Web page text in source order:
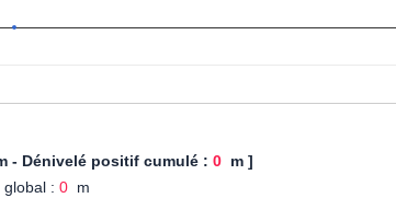
- Dénivelé positif cumulé : 0m ]
global : 0m